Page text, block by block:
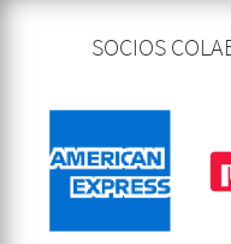
SOCIOS